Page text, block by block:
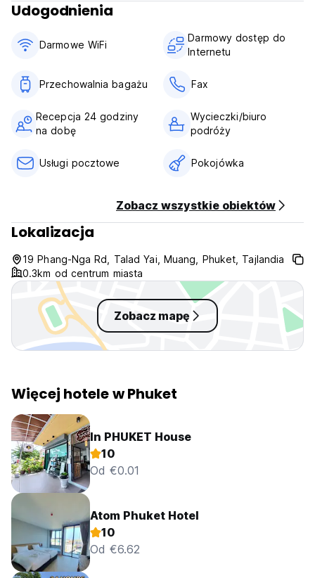
Udogodnienia
Darmowe WiFi
Darmowy dostęp do
Internetu
Przechowalnia bagażu Fax
Recepcja 24 godziny
na dobę
Wycieczki/biuro
podróży
Usługi pocztowe Pokojówka
Zobacz wszystkie obiektów
Lokalizacja
19 Phang-Nga Rd, Talad Yai, Muang, Phuket, Tajlandia
0.3km od centrum miasta
Zobacz mapę
Więcej hotele w Phuket
In PHUKET House
10
Od €0.01
Atom Phuket Hotel
10
Od €6.62